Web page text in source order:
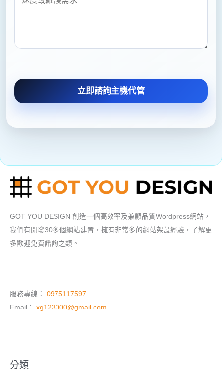
立即諮詢主機代管
GOT YOU DESIGN 創造一個高效率及兼顧品質Wordpress網站，
我們有開發30多個網站建置，擁有非常多的網站架設經驗，了解更
多歡迎免費諮詢之類。
服務專線： 0975117597
Email： xg123000@gmail.com
分類